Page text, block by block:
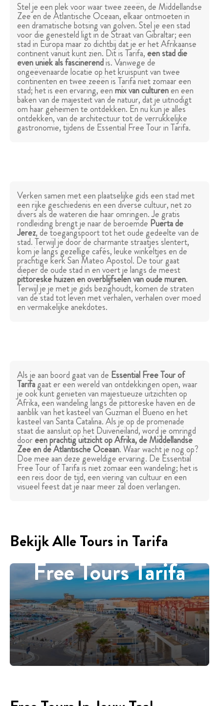
Stel je een plek voor waar twee zeeën, de Middellandse
Zee en de Atlantische Oceaan, elkaar ontmoeten in
een dramatische botsing van golven. Stel je een stad
voor die genesteld ligt in de Straat van Gibraltar; een
stad in Europa maar zo dichtbij dat je er het Afrikaanse
continent vanuit kunt zien. Dit is Tarifa,een stad die
even uniek als fascinerendis. Vanwege de
ongeëvenaarde locatie op het kruispunt van twee
continenten en twee zeeën is Tarifa niet zomaar een
stad; het is een ervaring, eenmix van culturenen een
baken van de majesteit van de natuur, dat je uitnodigt
om haar geheimen te ontdekken. En nu kun je alles
ontdekken, van de architectuur tot de verrukkelijke
gastronomie, tijdens de Essential Free Tour in Tarifa.
Verken samen met een plaatselijke gids een stad met
een rijke geschiedenis en een diverse cultuur, net zo
divers als de wateren die haar omringen. Je gratis
rondleiding brengt je naar de beroemde Puerta de
Jerez, de toegangspoort tot het oude gedeelte van de
stad. Terwijl je door de charmante straatjes slentert,
kom je langs gezellige cafés, leuke winkeltjes en de
prachtige kerk San Mateo Apostol. De tour gaat
dieper de oude stad in en voert je langs de meest
pittoreske huizen en overblijfselen van oude muren.
Terwijl je je met je gids bezighoudt, komen de straten
van de stad tot leven met verhalen, verhalen over moed
en vermakelijke anekdotes.
Als je aan boord gaat van de Essential Free Tour of
Tarifagaat er een wereld van ontdekkingen open, waar
je ook kunt genieten van majestueuze uitzichten op
Afrika, een wandeling langs de pittoreske haven en de
aanblik van het kasteel van Guzman el Bueno en het
kasteel van Santa Catalina. Als je op de promenade
staat die aansluit op het Duiveneiland, word je omringd
dooreen prachtig uitzicht op Afrika, de Middellandse
Zee en de Atlantische Oceaan. Waar wacht je nog op?
Doe mee aan deze geweldige ervaring. De Essential
Free Tour of Tarifa is niet zomaar een wandeling; het is
een reis door de tijd, een viering van cultuur en een
visueel feest dat je naar meer zal doen verlangen.
Bekijk Alle Tours in Tarifa
Free Tours Tarifa